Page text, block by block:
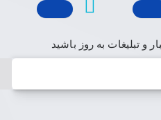
و تبلیغات به روز باشید